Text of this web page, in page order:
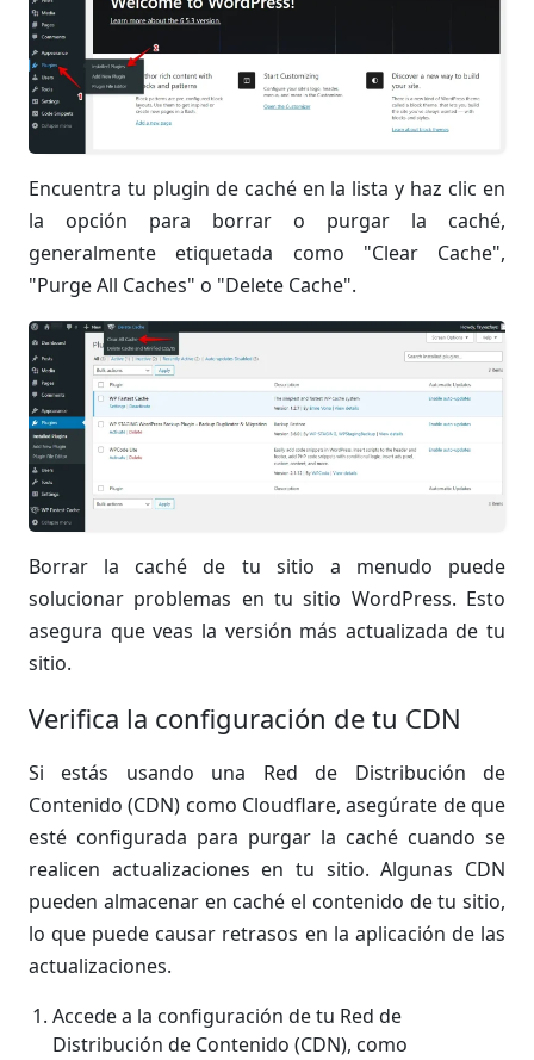
Encuentra tu plugin de caché en la lista y haz clic en
la opción para borrar o purgar la caché,
generalmente etiquetada como "Clear Cache",
"Purge All Caches" o "Delete Cache".
Borrar la caché de tu sitio a menudo puede
solucionar problemas en tu sitio WordPress. Esto
asegura que veas la versión más actualizada de tu
sitio.
Verifica la configuración de tu CDN
Si estás usando una Red de Distribución de
Contenido (CDN) como Cloudflare, asegúrate de que
esté configurada para purgar la caché cuando se
realicen actualizaciones en tu sitio. Algunas CDN
pueden almacenar en caché el contenido de tu sitio,
lo que puede causar retrasos en la aplicación de las
actualizaciones.
Accede a la configuración de tu Red de
Distribución de Contenido (CDN), como